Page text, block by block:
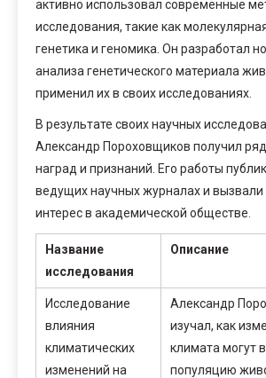
активно использовал современные
исследования, такие как
генетика и геномика. Он разработал
анализа генетического материала
применил их в своих исследованиях.
В результате своих научных
Александр Пороховщиков получил
наград и признаний. Его работы
ведущих научных журналах и
интерес в академической обществе.
Название
исследования
Описание
Исследование
влияния
климатических
изменений на
Александр
изучал, как
климата могут
популяцию